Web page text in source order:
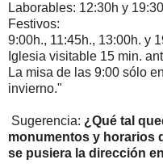
Laborables: 12:30h y
Festivos:
9:00h., 11:45h., 13:00h. y
Iglesia visitable 15 min.
La misa de las 9:00 sólo
invierno."
Sugerencia: ¿Qué tal
monumentos y horarios
se pusiera la dirección